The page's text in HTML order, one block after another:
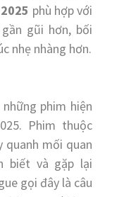
phù hợp với
gũi hơn, bối
nhẹ nhàng hơn.
phim hiện
Phim thuộc
quanh mối quan
biết và gặp lại
gọi đây là câu